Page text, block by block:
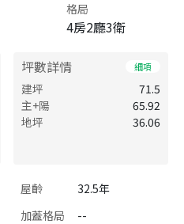
格局
4房2廳3衛
坪數詳情 細項
建坪
71.5
主+陽
65.92
地坪
36.06
屋齡
32.5年
加蓋格局
--